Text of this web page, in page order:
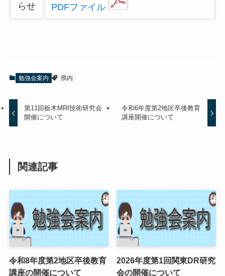
らせ
PDFファイル
勉強会案内 県内
第11回栃木MRI技術研究会
開催について
令和6年度第2地区卒後教育
講座開催について
関連記事
令和8年度第2地区卒後教育
講座の開催について
2026年度第1回関東DR研究
会の開催について